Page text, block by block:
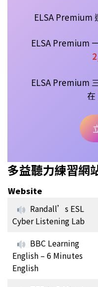
ELSA Premium
ELSA Premium
ELSA Premium
在
多益聽力練習網
Website
Randall’s ESL
Cyber Listening Lab
BBC Learning
English – 6 Minutes
English